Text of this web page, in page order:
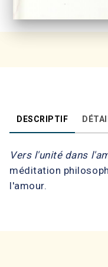
DESCRIPTIF
Vers l'unité dans
méditation
l'amour.